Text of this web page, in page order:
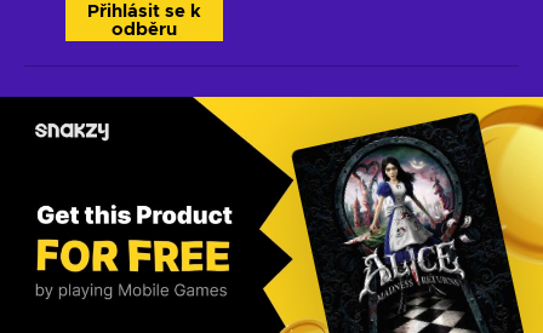
Přihlásit se k
odběru